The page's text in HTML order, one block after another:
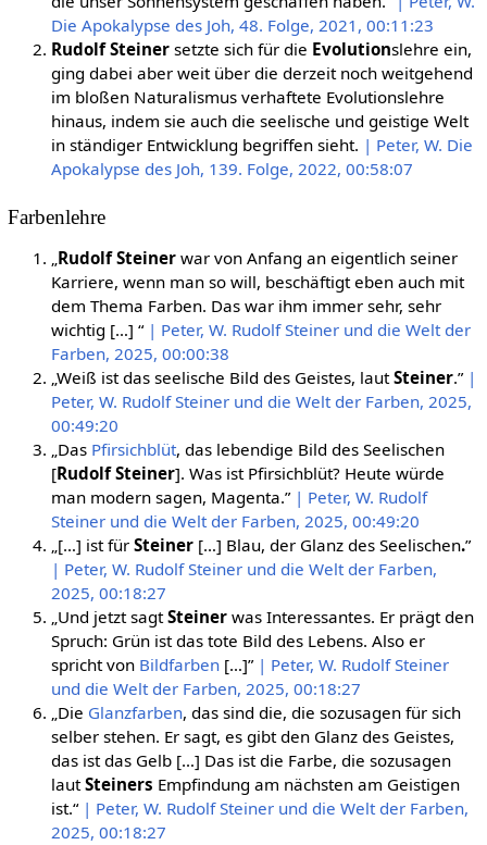
Die Apokalypse des Joh, 48. Folge, 2021, 00:11:23
Rudolf Steinersetzte sich für die Evolutionslehre ein,
ging dabei aber weit über die derzeit noch weitgehend
im bloßen Naturalismus verhaftete Evolutionslehre
hinaus, indem sie auch die seelische und geistige Welt
in ständiger Entwicklung begriffen sieht. | Peter, W. Die
Apokalypse des Joh, 139. Folge, 2022, 00:58:07
Farbenlehre
Rudolf Steinerwar von Anfang an eigentlich seiner
Karriere, wenn man so will, beschäftigt eben auch mit
dem Thema Farben. Das war ihm immer sehr, sehr
wichtig […] “ | Peter, W. Rudolf Steiner und die Welt der
Farben, 2025, 00:00:38
„Weiß ist das seelische Bild des Geistes, lautSteiner.” |
Peter, W. Rudolf Steiner und die Welt der Farben, 2025,
00:49:20
„Das Pfirsichblüt, das lebendige Bild des Seelischen
[Rudolf Steiner]. Was ist Pfirsichblüt? Heute würde
man modern sagen, Magenta.” | Peter, W. Rudolf
Steiner und die Welt der Farben, 2025, 00:49:20
„[…] ist für Steiner[…] Blau, der Glanz des Seelischen.”
| Peter, W. Rudolf Steiner und die Welt der Farben,
2025, 00:18:27
„Und jetzt sagtSteinerwas Interessantes. Er prägt den
Spruch: Grün ist das tote Bild des Lebens. Also er
spricht von Bildfarben[…]” | Peter, W. Rudolf Steiner
und die Welt der Farben, 2025, 00:18:27
„Die Glanzfarben, das sind die, die sozusagen für sich
selber stehen. Er sagt, es gibt den Glanz des Geistes,
das ist das Gelb […] Das ist die Farbe, die sozusagen
lautSteiners Empfindung am nächsten am Geistigen
ist.“ | Peter, W. Rudolf Steiner und die Welt der Farben,
2025, 00:18:27